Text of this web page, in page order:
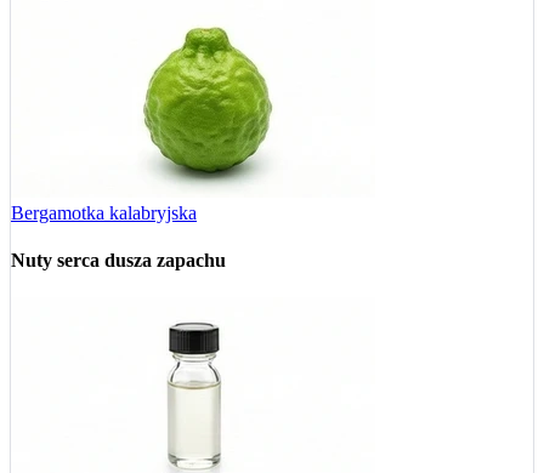
Bergamotka kalabryjska
Nuty serca dusza zapachu